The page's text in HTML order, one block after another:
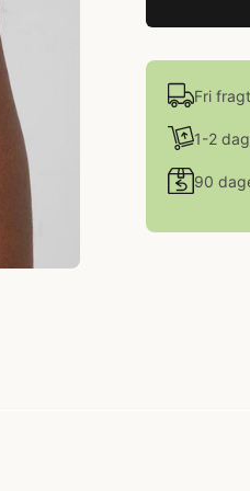
Fri
1-2
90